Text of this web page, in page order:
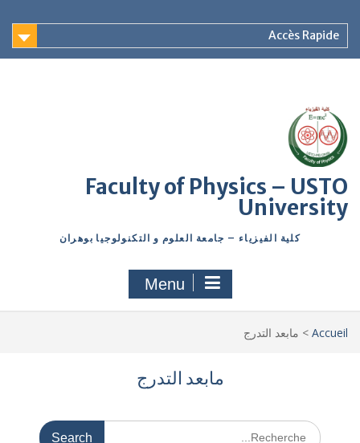
Accès Rapide
Faculty of Physics – USTO
University
كلية الفيزياء – جامعة العلوم و التكنولوجيا بوهران
Menu
Accueil
> مابعد التدرج
مابعد التدرج